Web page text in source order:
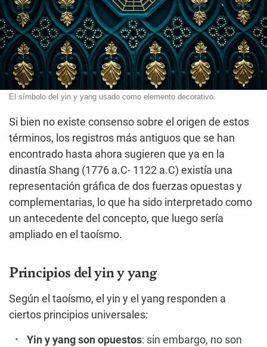
El símbolo del yin y yang usado como elemento decorativo.
Si bien no existe consenso sobre el origen de estos
términos, los registros más antiguos que se han
encontrado hasta ahora sugieren que ya en la
dinastía Shang (1776 a.C- 1122 a.C) existía una
representación gráfica de dos fuerzas opuestas y
complementarias, lo que ha sido interpretado como
un antecedente del concepto, que luego sería
ampliado en el taoísmo.
Principios del yin y yang
Según el taoísmo, el yin y el yang responden a
ciertos principios universales:
Yin y yang son opuestos: sin embargo, no son